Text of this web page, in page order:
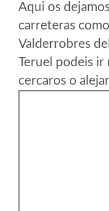
Aqui os
carreteras
Valderrobres
Teruel podeis ir
cercaros o